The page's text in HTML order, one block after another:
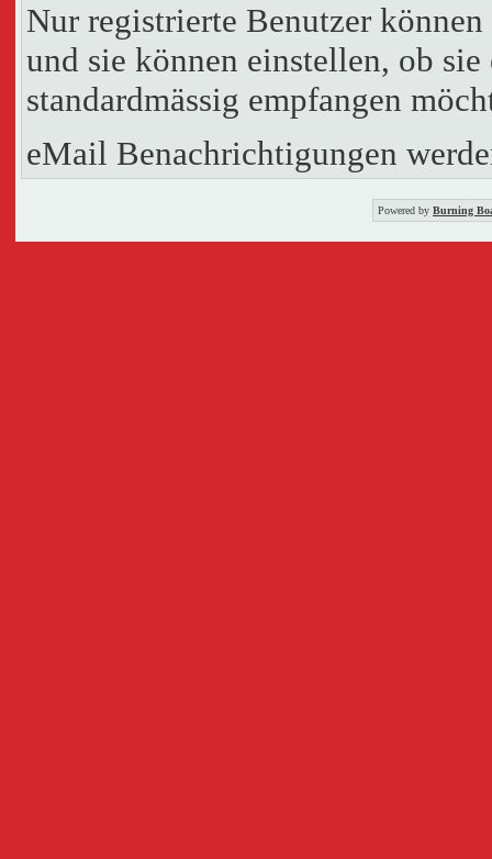
Nur registrierte Benutzer
und sie können einstellen, ob
standardmässig empfangen
eMail Benachrichtigungen
Powered by Burning